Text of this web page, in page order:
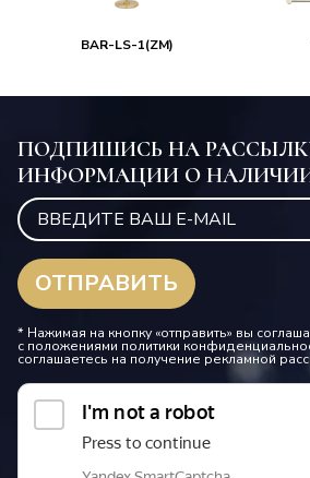
BAR-LS-1(ZM)
ПОДПИШИСЬ НА
ИНФОРМАЦИИ О НАЛИЧИИ
* Нажимая на кнопку «отправить» вы
с положениями политики
соглашаетесь на получение рекламной